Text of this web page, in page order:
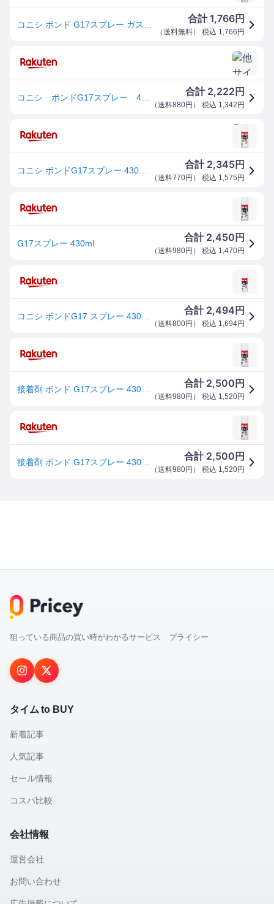
合計1,766円
（送料無料） 税込 1,766 円
合計 2,222 円
（送料880円 ） 税込 1,342 円
合計 2,345円
（送料770円 ） 税込 1,575 円
G17スプレー 430ml
合計 2,450 円
（送料980円 ） 税込 1,470円
合計 2,494 円
（送料800円 ） 税込 1,694円
合計 2,500 円
（送料980円 ） 税込 1,520円
合計 2,500 円
（送料980円 ） 税込 1,520円
狙っている商品の買い時がわかるサービス プライシー
タイム to BUY
新着記事
人気記事
セール情報
コスパ比較
会社情報
運営会社
お問い合わせ